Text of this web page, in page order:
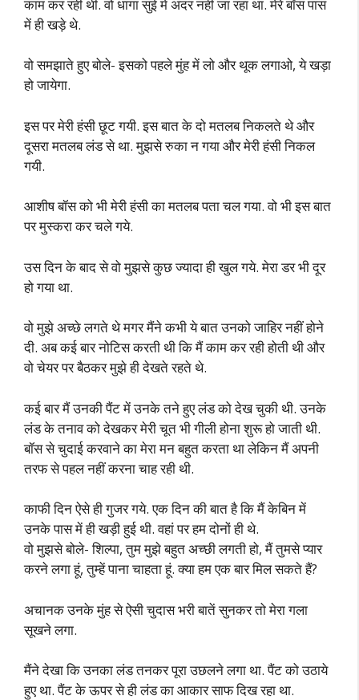
काम कर रही थी. वो धागा सुई में अंदर नहीं जा रहा था. मेरे बॉस पास
में ही खड़े थे.
वो समझाते हुए बोले- इसको पहले मुंह में लो और थूक लगाओ, ये खड़ा
हो जायेगा.
इस पर मेरी हंसी छूट गयी. इस बात के दो मतलब निकलते थे और
दूसरा मतलब लंड से था. मुझसे रुका न गया और मेरी हंसी निकल
गयी.
आशीष बॉस को भी मेरी हंसी का मतलब पता चल गया. वो भी इस बात
पर मुस्करा कर चले गये.
उस दिन के बाद से वो मुझसे कुछ ज्यादा ही खुल गये. मेरा डर भी दूर
हो गया था.
वो मुझे अच्छे लगते थे मगर मैंने कभी ये बात उनको जाहिर नहीं होने
दी. अब कई बार नोटिस करती थी कि मैं काम कर रही होती थी और
वो चेयर पर बैठकर मुझे ही देखते रहते थे.
कई बार मैं उनकी पैंट में उनके तने हुए लंड को देख चुकी थी. उनके
लंड के तनाव को देखकर मेरी चूत भी गीली होना शुरू हो जाती थी.
बॉस से चुदाई करवाने का मेरा मन बहुत करता था लेकिन मैं अपनी
तरफ से पहल नहीं करना चाह रही थी.
काफी दिन ऐसे ही गुजर गये. एक दिन की बात है कि मैं केबिन में
उनके पास में ही खड़ी हुई थी. वहां पर हम दोनों ही थे.
वो मुझसे बोले- शिल्पा, तुम मुझे बहुत अच्छी लगती हो, मैं तुमसे प्यार
करने लगा हूं, तुम्हें पाना चाहता हूं. क्या हम एक बार मिल सकते हैं?
अचानक उनके मुंह से ऐसी चुदास भरी बातें सुनकर तो मेरा गला
सूखने लगा.
मैंने देखा कि उनका लंड तनकर पूरा उछलने लगा था. पैंट को उठाये
हुए था. पैंट के ऊपर से ही लंड का आकार साफ दिख रहा था.